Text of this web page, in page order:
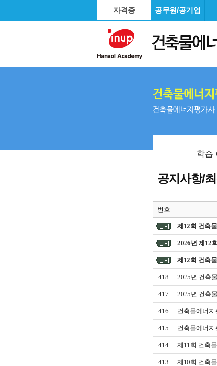
자격증 공무원/공기업
학습
공지사항/
번호
제12회 건축
2026년 제12
제12회 건축
418 2025년 건축
417 2025년 건축
416 건축물에너
415 건축물에너
414 제11회 건축
413 제10회 건축